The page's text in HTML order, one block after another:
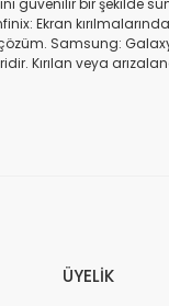
güvenilir bir şekilde
Ekran
Samsung:
Kırılan veya
ekran: Daha
ÜYELİK